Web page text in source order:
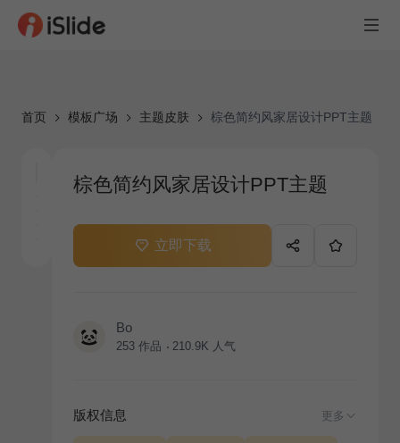
首页 模板广场 主题皮肤 棕色简约风家居设计PPT主题
棕色简约风家居设计PPT主题
立即下载
Bo
253 作品 210.9K 人气
版权信息 更多